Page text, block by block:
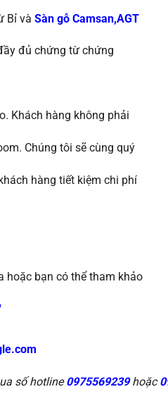
Bỉ và Sàn gỗ Camsan,AGT
đủ chứng từ chứng
Khách hàng không phải
Chúng tôi sẽ cùng quý
hàng tiết kiệm chi phí
hoặc bạn có thể tham khảo
số hotline0975569239hoặc